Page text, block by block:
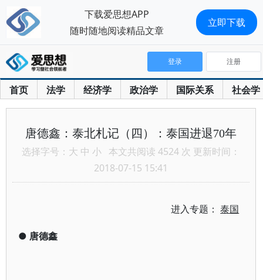
首页 法学 经济学 政治学 国际关系 社会学
登录 注册
唐德鑫：泰北札记（四）：泰国进退70年
选择字号： 大 中 小 本文共阅读 4524 次 更新时间：
2018-07-15 15:41
进入专题：泰国
● 唐德鑫
下载爱思想APP
随时随地阅读精品文章
立即下载